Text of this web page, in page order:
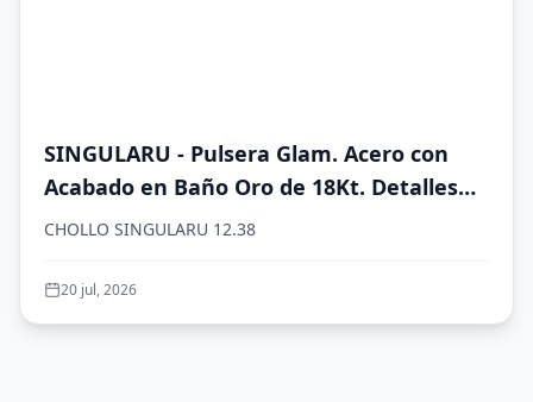
SINGULARU - Pulsera Glam. Acero con
Acabado en Baño Oro de 18Kt. Detalles
en Cristales de Colores. Largo de 19 cm.
CHOLLO SINGULARU 12.38
20 jul, 2026